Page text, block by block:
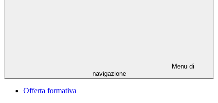
Menu di
navigazione
Offerta formativa